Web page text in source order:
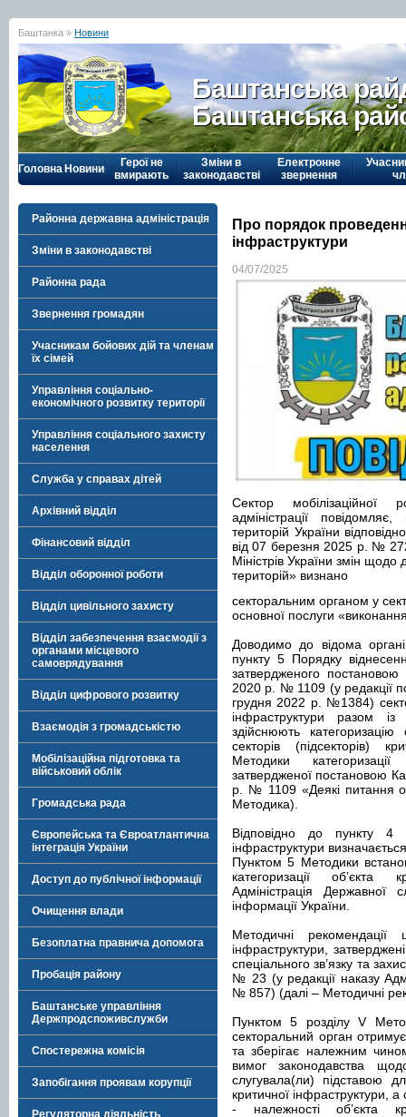
Баштанка » Новини
Баштанська
Баштанська
Головна Новини
Герої не
вмирають
Зміни в
законодавстві
Електронне
звернення
Районна державна адміністрація
Зміни в законодавстві
Районна рада
Звернення громадян
Учасникам бойових дій та членам
їх сімей
Управління соціально-
економічного розвитку території
Управління соціального захисту
населення
Служба у справах дітей
Архівний відділ
Фінансовий відділ
Відділ оборонної роботи
Відділ цивільного захисту
Відділ забезпечення взаємодії з
органами місцевого
самоврядування
Відділ цифрового розвитку
Взаємодія з громадськістю
Мобілізаційна підготовка та
військовий облік
Громадська рада
Європейська та Євроатлантична
інтеграція України
Доступ до публічної інформації
Очищення влади
Безоплатна правнича допомога
Пробація району
Баштанське управління
Держпродспоживслужби
Спостережна комісія
Запобігання проявам корупції
Регуляторна діяльність
Про порядок проведення
інфраструктури
04/07/2025
Сектор мобілізаційної
адміністрації
територій України
від 07 березня 2025 р. №
Міністрів України змін щодо
територій» визнано
секторальним органом у
основної послуги
Доводимо до відома
пункту 5 Порядку
затвердженого постановою
2020 р. № 1109 (у редакції
грудня 2022 р. №1384)
інфраструктури разом із
здійснюють категоризацію
секторів (підсекторів)
Методики
затвердженої постановою
р. № 1109 «Деякі питання
Методика).
Відповідно до пункту 4
інфраструктури
Пунктом 5 Методики
категоризації об’єкта
Адміністрація Державної
інформації України.
Методичні рекомендації
інфраструктури,
спеціального зв’язку та
№ 23 (у редакції наказу
№ 857) (далі – Методичні
Пунктом 5 розділу V
секторальний орган
та зберігає належним
вимог законодавства
слугувала(ли) підставою
критичної інфраструктури,
- належності об’єкта